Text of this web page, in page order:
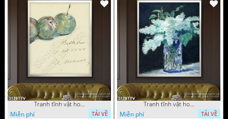
Tranh tĩnh vật hoa quả sơn dầu dán tường đẹp
Miễn phí
TẢI VỀ
Tranh tĩnh vật hoa quả sơn dầu trang trí tường đẹp
Miễn phí
TẢI VỀ